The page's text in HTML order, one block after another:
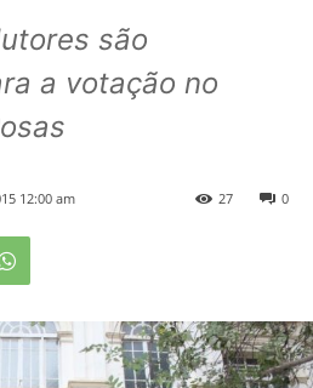
são
a votação no
12:00 am 0
27